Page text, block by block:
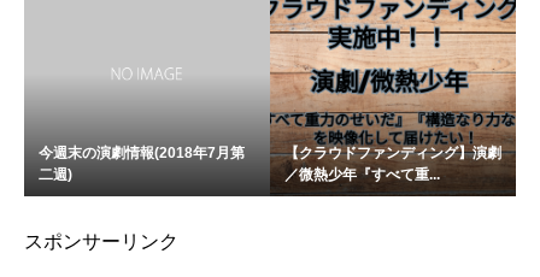
今週末の演劇情報(2018年7月第
二週)
【クラウドファンディング】演劇
／微熱少年『すべて重...
スポンサーリンク